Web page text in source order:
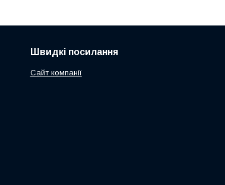
Швидкі посилання
Сайт компанії